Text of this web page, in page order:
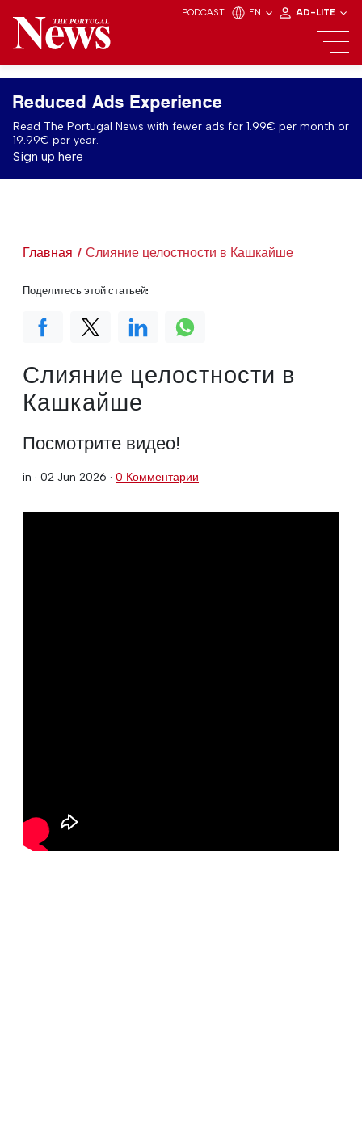
PODCAST EN AD-LITE
Reduced Ads Experience
Read The Portugal News with fewer ads for 1.99€ per month or
19.99€ per year.
Sign up here
Главная Слияние целостности в Кашкайше
Слияние целостности в
Кашкайше
Посмотрите видео!
in · 02 Jun 2026 · 0 Комментарии
Поделитесь этой статьей: